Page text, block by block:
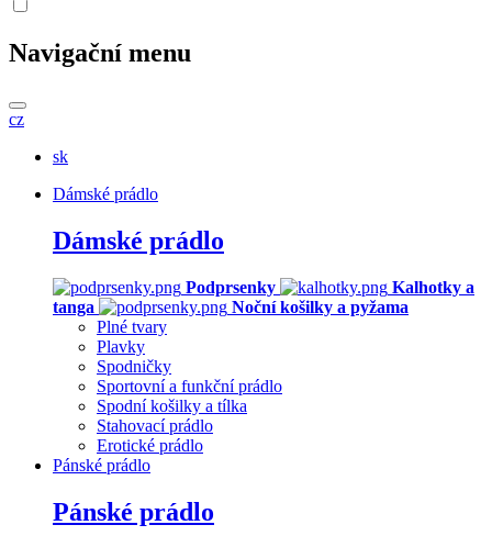
Navigační menu
cz
sk
Dámské prádlo
Dámské prádlo
Podprsenky
Kalhotky a
tanga
Noční košilky a pyžama
Plné tvary
Plavky
Spodničky
Sportovní a funkční prádlo
Spodní košilky a tílka
Stahovací prádlo
Erotické prádlo
Pánské prádlo
Pánské prádlo